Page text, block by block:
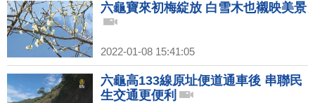
六龜寶來初梅綻放 白雪木也襯映美景
2022-01-08 15:41:05
六龜高133線原址便道通車後 串聯民
生交通更便利